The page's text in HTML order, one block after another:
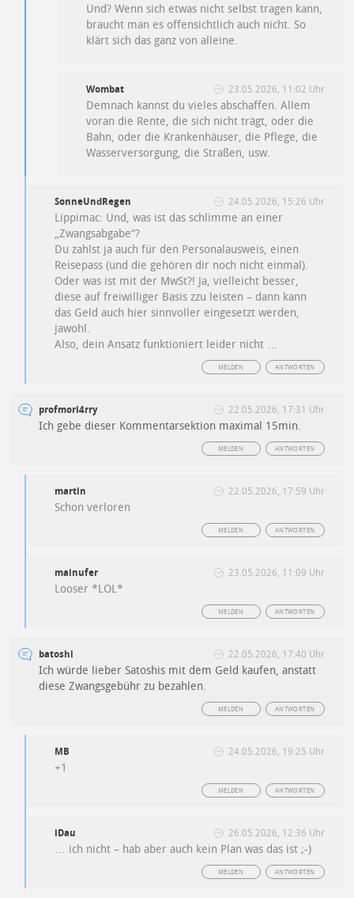
Und? Wenn sich etwas nicht selbst tragen kann,
braucht man es offensichtlich auch nicht. So
klärt sich das ganz von alleine.
Wombat 23.05.2026, 11:02 Uhr
Demnach kannst du vieles abschaffen. Allem
voran die Rente, die sich nicht trägt, oder die
Bahn, oder die Krankenhäuser, die Pflege, die
Wasserversorgung, die Straßen, usw.
SonneUndRegen 24.05.2026, 15:26 Uhr
Lippimac: Und, was ist das schlimme an einer
„Zwangsabgabe“?
Du zahlst ja auch für den Personalausweis, einen
Reisepass (und die gehören dir noch nicht einmal).
Oder was ist mit der MwSt?! Ja, vielleicht besser,
diese auf freiwilliger Basis zzu leisten – dann kann
das Geld auch hier sinnvoller eingesetzt werden,
jawohl.
Also, dein Ansatz funktioniert leider nicht …
ANTWORTEN
MELDEN
profmori4rry 22.05.2026, 17:31 Uhr
Ich gebe dieser Kommentarsektion maximal 15min.
ANTWORTEN
MELDEN
martin 22.05.2026, 17:59 Uhr
Schon verloren
ANTWORTEN
MELDEN
mainufer 23.05.2026, 11:09 Uhr
Looser *LOL*
ANTWORTEN
MELDEN
batoshi 22.05.2026, 17:40 Uhr
Ich würde lieber Satoshis mit dem Geld kaufen, anstatt
diese Zwangsgebühr zu bezahlen.
ANTWORTEN
MELDEN
MB 24.05.2026, 19:25 Uhr
+1
ANTWORTEN
MELDEN
iDau 26.05.2026, 12:36 Uhr
… ich nicht – hab aber auch kein Plan was das ist ;-)
ANTWORTEN
MELDEN